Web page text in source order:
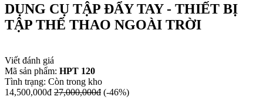
DỤNG CỤ TẬP ĐẨY TAY - THIẾT BỊ
TẬP THỂ THAO NGOÀI TRỜI
Viết đánh giá
Mã sản phẩm: HPT 120
Tình trạng: Còn trong kho
14,500,000đ 27,000,000đ (-46%)